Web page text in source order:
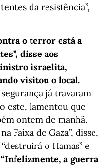
da resistência”,
o terror está a
disse aos
israelita,
visitou o local.
já travaram
este, lamentou que
ontem de manhã.
Faixa de Gaza”, disse,
o Hamas” e
“Infelizmente, a guerra